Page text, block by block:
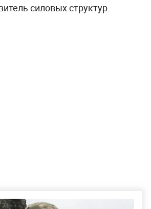
силовых структур.